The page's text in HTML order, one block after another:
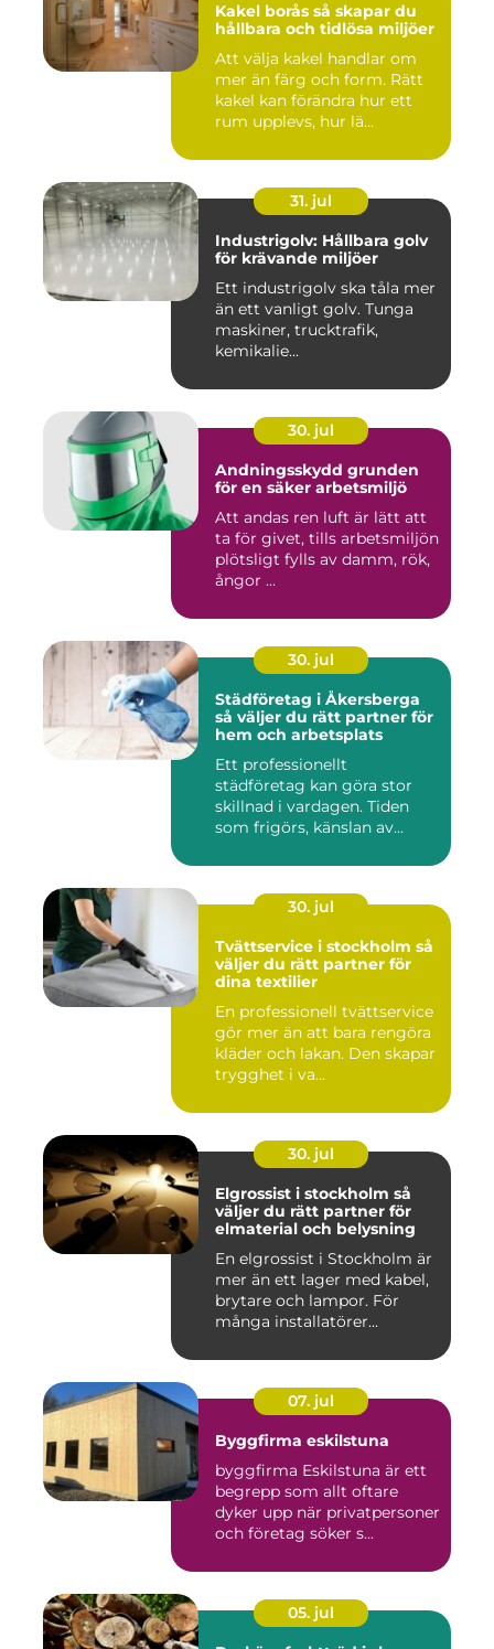
Kakel borås så skapar du
hållbara och tidlösa miljöer
Att välja kakel handlar om
mer än färg och form. Rätt
kakel kan förändra hur ett
rum upplevs, hur lä...
31. jul
Industrigolv: Hållbara golv
för krävande miljöer
Ett industrigolv ska tåla mer
än ett vanligt golv. Tunga
maskiner, trucktrafik,
kemikalie...
30. jul
Andningsskydd grunden
för en säker arbetsmiljö
Att andas ren luft är lätt att
ta för givet, tills arbetsmiljön
plötsligt fylls av damm, rök,
ångor ...
30. jul
Städföretag i Åkersberga
så väljer du rätt partner för
hem och arbetsplats
Ett professionellt
städföretag kan göra stor
skillnad i vardagen. Tiden
som frigörs, känslan av
30. jul
Tvättservice i stockholm så
väljer du rätt partner för
dina textilier
En professionell tvättservice
gör mer än att bara rengöra
kläder och lakan. Den skapar
trygghet i va...
30. jul
Elgrossist i stockholm så
väljer du rätt partner för
elmaterial och belysning
En elgrossist i Stockholm är
mer än ett lager med kabel,
brytare och lampor. För
många installatörer...
07. jul
Byggfirma eskilstuna
byggfirma Eskilstuna är ett
begrepp som allt oftare
dyker upp när privatpersoner
och företag söker s...
05. jul